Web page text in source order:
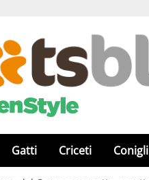
Gatti Criceti Conigli